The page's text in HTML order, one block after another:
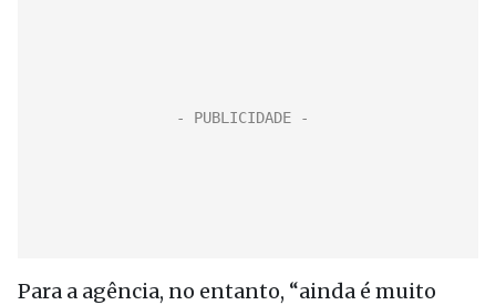
Para a agência, no entanto, “ainda é muito